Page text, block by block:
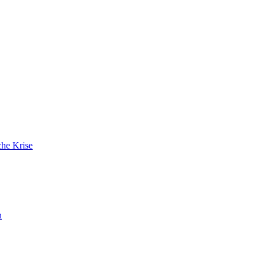
Krise